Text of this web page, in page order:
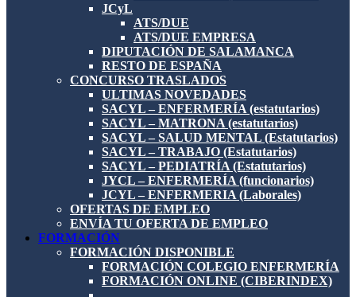
JCyL
ATS/DUE
ATS/DUE EMPRESA
DIPUTACIÓN DE SALAMANCA
RESTO DE ESPAÑA
CONCURSO TRASLADOS
ULTIMAS NOVEDADES
SACYL – ENFERMERÍA (estatutarios)
SACYL – MATRONA (estatutarios)
SACYL – SALUD MENTAL (Estatutarios)
SACYL – TRABAJO (Estatutarios)
SACYL – PEDIATRÍA (Estatutarios)
JYCL – ENFERMERÍA (funcionarios)
JCYL – ENFERMERIA (Laborales)
OFERTAS DE EMPLEO
ENVÍA TU OFERTA DE EMPLEO
FORMACIÓN
FORMACIÓN DISPONIBLE
FORMACIÓN COLEGIO ENFERMERÍA
FORMACIÓN ONLINE (CIBERINDEX)